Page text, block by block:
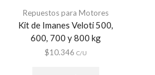
Repuestos para Motores
Kit de Imanes Veloti 500,
600, 700 y 800 kg
$10.346 C/U